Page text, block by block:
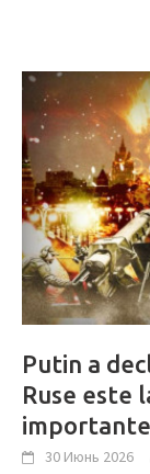
Putin a
Ruse este
importante
30 Июнь 2026